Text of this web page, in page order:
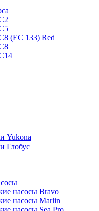
(ЕС 133) Red
Yukona
Глобус
насосы Bravo
насосы Marlin